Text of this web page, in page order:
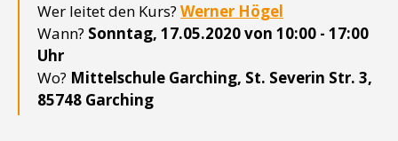
Wer leitet den Kurs? Werner Högel
Wann? Sonntag, 17.05.2020 von 10:00 - 17:00
Uhr
Wo? Mittelschule Garching, St. Severin Str. 3,
85748 Garching